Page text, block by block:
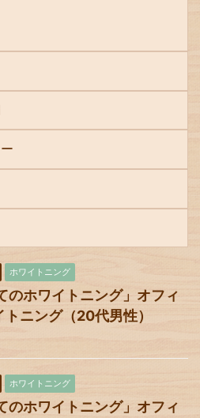
ホワイトニング
のホワイトニング」オフィ
トニング（20代男性）
ホワイトニング
のホワイトニング」オフィ